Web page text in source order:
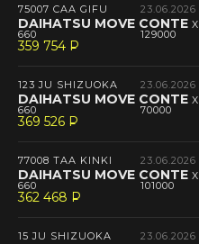
75007 CAA GIFU 23.06.2026
DAIHATSU MOVE CONTE X
660 129000
359 754 P
--
123 JU SHIZUOKA 23.06.2026
DAIHATSU MOVE CONTE X
660 70000
369 526 P
--
77008 TAA KINKI 23.06.2026
DAIHATSU MOVE CONTE X
660 101000
362 468 P
--
15 JU SHIZUOKA 23.06.2026